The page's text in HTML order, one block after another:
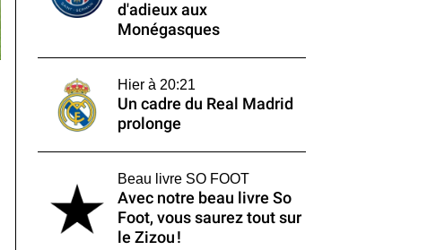
d'adieux aux
Monégasques
Hier à 20:21
Un cadre du Real Madrid
prolonge
Beau livre SO FOOT
Avec notre beau livre So
Foot, vous saurez tout sur
le Zizou !